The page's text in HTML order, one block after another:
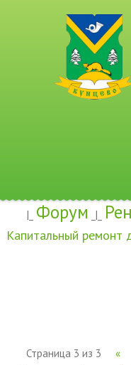
|_ Форум _|_
Капитальный ремонт
Страница 3 из 3 «